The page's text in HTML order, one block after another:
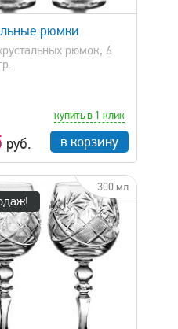
рюмки
рюмок, 6
руб.
купить в 1 клик
в корзину
300 мл